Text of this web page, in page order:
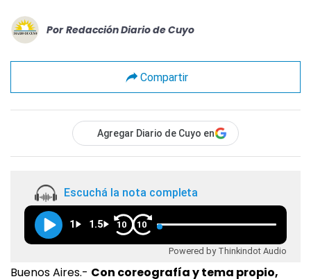
Por Redacción Diario de Cuyo
Compartir
Agregar Diario de Cuyo en
Escuchá la nota completa
1 1.5 10 10
Powered by Thinkindot Audio
Buenos Aires.- Con coreografía y tema propio,